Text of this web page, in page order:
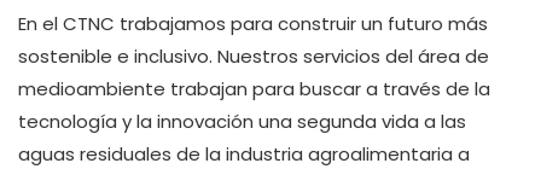
En el CTNC trabajamos para construir un futuro más
sostenible e inclusivo. Nuestros servicios del área de
medioambiente trabajan para buscar a través de la
tecnología y la innovación una segunda vida a las
aguas residuales de la industria agroalimentaria a